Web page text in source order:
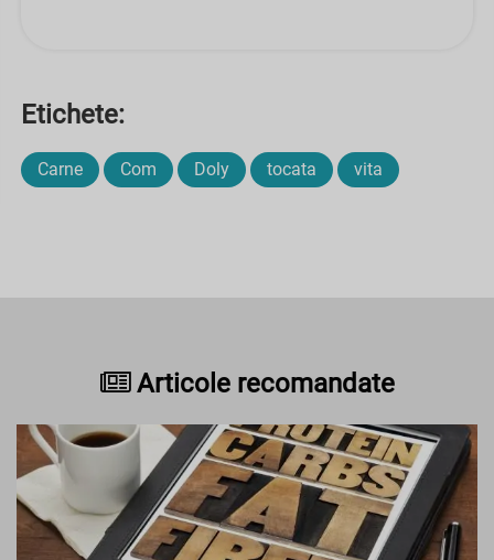
Etichete:
Carne Com Doly tocata vita
Articole recomandate